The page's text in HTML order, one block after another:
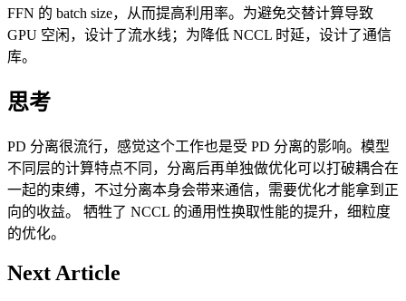
FFN 的 batch size，从而提高利用率。为避免交替计算导致
GPU 空闲，设计了流水线；为降低 NCCL 时延，设计了通信
库。
思考
PD 分离很流行，感觉这个工作也是受 PD 分离的影响。模型
不同层的计算特点不同，分离后再单独做优化可以打破耦合在
⼀起的束缚，不过分离本身会带来通信，需要优化才能拿到正
向的收益。 牺牲了 NCCL 的通用性换取性能的提升，细粒度
的优化。
Next Article